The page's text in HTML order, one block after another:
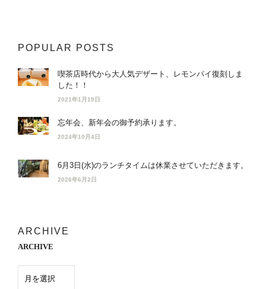
POPULAR POSTS
喫茶店時代から大人気デザート、レモンパイ復刻しま
した！！
2021年1月19日
忘年会、新年会の御予約承ります。
2024年10月4日
6月3日(水)のランチタイムは休業させていただきます。
2026年6月2日
ARCHIVE
ARCHIVE